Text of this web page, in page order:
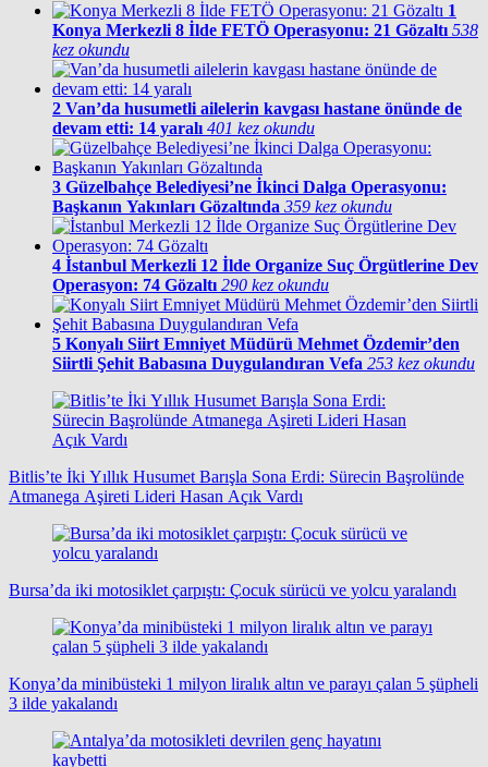
1
Konya Merkezli 8 İlde FETÖ Operasyonu: 21 Gözaltı 538
kez okundu
2 Van’da husumetli ailelerin kavgası hastane önünde de
devam etti: 14 yaralı 401 kez okundu
3 Güzelbahçe Belediyesi’ne İkinci Dalga Operasyonu:
Başkanın Yakınları Gözaltında 359 kez okundu
4 İstanbul Merkezli 12 İlde Organize Suç Örgütlerine Dev
Operasyon: 74 Gözaltı 290 kez okundu
5 Konyalı Siirt Emniyet Müdürü Mehmet Özdemir’den
Siirtli Şehit Babasına Duygulandıran Vefa 253 kez okundu
Bitlis’te İki Yıllık Husumet Barışla Sona Erdi: Sürecin Başrolünde
Atmanega Aşireti Lideri Hasan Açık Vardı
Bursa’da iki motosiklet çarpıştı: Çocuk sürücü ve yolcu yaralandı
Konya’da minibüsteki 1 milyon liralık altın ve parayı çalan 5 şüpheli
3 ilde yakalandı